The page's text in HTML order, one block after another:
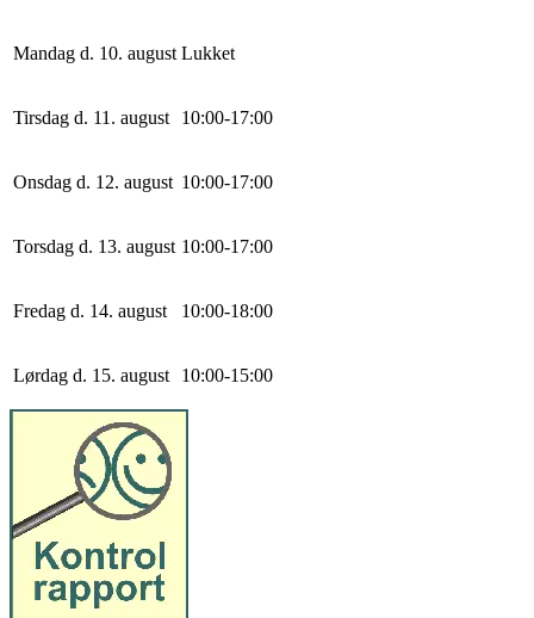
Mandag d. 10. august Lukket
Tirsdag d. 11. august 10:00-17:00
Onsdag d. 12. august 10:00-17:00
Torsdag d. 13. august 10:00-17:00
Fredag d. 14. august 10:00-18:00
Lørdag d. 15. august 10:00-15:00